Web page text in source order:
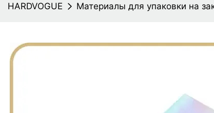
HARDVOGUE Материалы для упаковки на